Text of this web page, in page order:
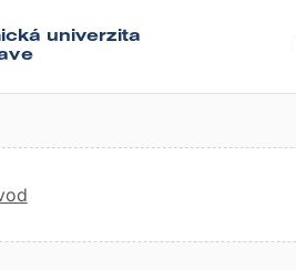
univerzita